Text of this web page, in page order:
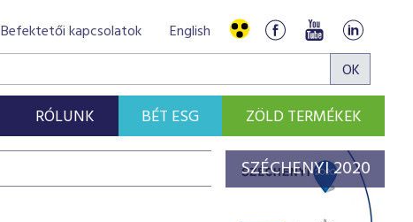
Befektetői kapcsolatok English
RÓLUNK BÉT ESG ZÖLD TERMÉKEK
SZÉCHENYI 2020